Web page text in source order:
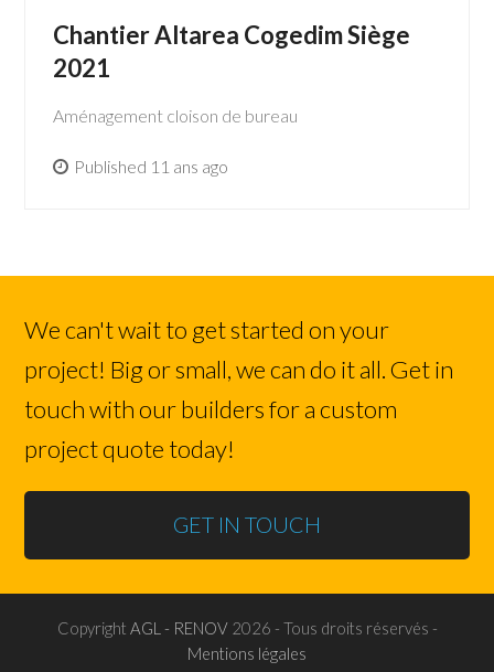
Chantier Altarea Cogedim Siège
2021
Aménagement cloison de bureau
Published 11 ans ago
We can't wait to get started on your
project! Big or small, we can do it all. Get in
touch with our builders for a custom
project quote today!
GET IN TOUCH
Copyright AGL - RENOV2026 - Tous droits réservés -
Mentions légales